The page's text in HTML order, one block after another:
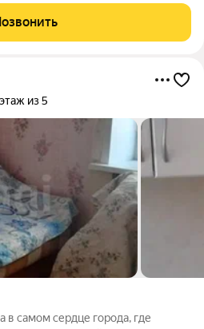
дoма. Во дворе имеется
из 5
в самом сердце города, где